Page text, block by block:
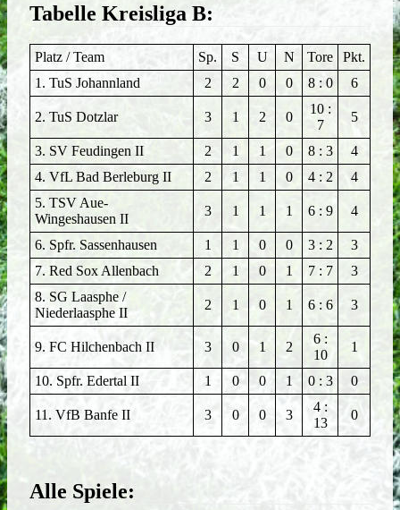
Tabelle Kreisliga B:
Platz / Team Sp. S U N Tore
Pkt.
1. TuS Johannland
2 2 0 0 8 : 0 6
2. TuS Dotzlar 3 1 2 0
10 :
7
5
3. SV Feudingen II 2 1 1 0 8 : 3
4
4. VfL Bad Berleburg II
2 1 1 0 4 : 2
4
5. TSV Aue-
Wingeshausen II
3 1 1 1 6 : 9 4
6. Spfr. Sassenhausen 1 1 0 0 3 : 2
3
7. Red Sox Allenbach
2 1 0 1 7 : 7
3
8. SG Laasphe /​
Niederlaasphe II
2 1 0 1 6 : 6 3
9. FC Hilchenbach II 3 0 1 2
6 :
10
1
10. Spfr. Edertal II 1 0 0 1 0 : 3 0
11. VfB Banfe II 3 0 0 3
4 :
13
0
Alle Spiele: